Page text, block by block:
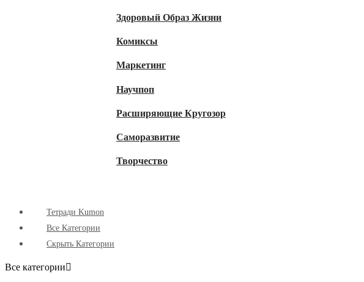
Здоровый Образ Жизни
Комиксы
Маркетинг
Научпоп
Расширяющие Кругозор
Cаморазвитие
Творчество
Тетради Kumon
Все Категории
Скрыть Категории
Все категории